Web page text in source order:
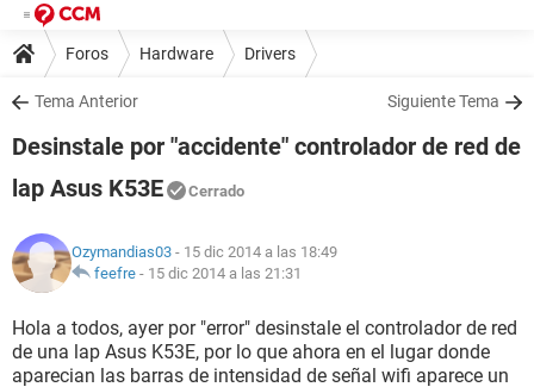
Foros Hardware Drivers
Tema Anterior Siguiente Tema
Desinstale por "accidente" controlador de red de
lap Asus K53E
Cerrado
Ozymandias03 - 15 dic 2014 a las 18:49
feefre - 15 dic 2014 a las 21:31
Hola a todos, ayer por "error" desinstale el controlador de red
de una lap Asus K53E, por lo que ahora en el lugar donde
aparecian las barras de intensidad de señal wifi aparece un